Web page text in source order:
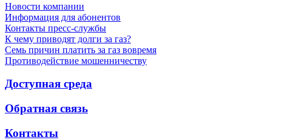
Новости компании
Информация для абонентов
Контакты пресс-службы
К чему приводят долги за газ?
Семь причин платить за газ вовремя
Противодействие мошенничеству
Доступная среда
Обратная связь
Контакты